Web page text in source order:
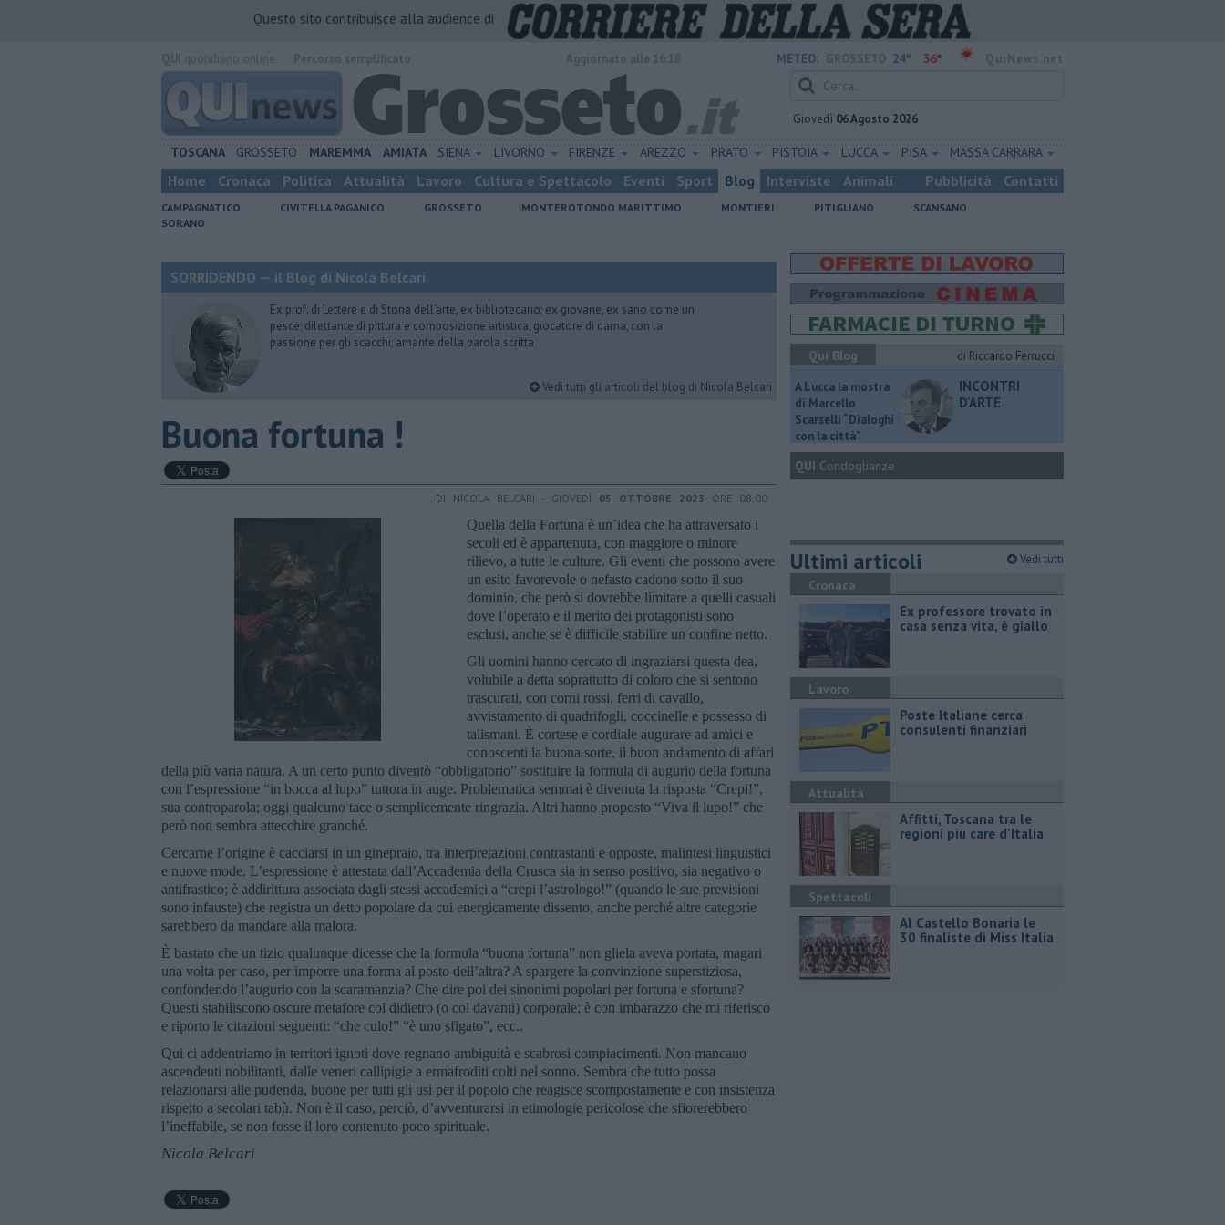
Questo sito contribuisce alla audience di
METEO: 24° 36°
Giovedì 06 Agosto 2026
TOSCANA GROSSETO MAREMMA AMIATA SIENA LIVORNO FIRENZE AREZZO PRATO PISTOIA LUCCA PISA MASSA CARRARA
Home Cronaca Politica Attualità Lavoro Cultura e Spettacolo Eventi Sport Blog Interviste Animali Pubblicità Contatti
CAMPAGNATICO CIVITELLA PAGANICO GROSSETO MONTEROTONDO MARITTIMO MONTIERI PITIGLIANO
SCANSANO
SORANO
SORRIDENDO — il Blog di Nicola Belcari
Ex prof. di Lettere e di Storia dell’arte, ex bibliotecario; ex giovane, ex sano come un
pesce; dilettante di pittura e composizione artistica, giocatore di dama, con la
passione per gli scacchi; amante della parola scritta
Vedi tutti gli articoli del blog di Nicola Belcari
Buona fortuna !
DI NICOLA BELCARI - GIOVEDÌ 05 OTTOBRE 2023 ORE 08:00
Quella della Fortuna è un’idea che ha attraversato i
secoli ed è appartenuta, con maggiore o minore
rilievo, a tutte le culture. Gli eventi che possono avere
un esito favorevole o nefasto cadono sotto il suo
dominio, che però si dovrebbe limitare a quelli casuali
dove l’operato e il merito dei protagonisti sono
esclusi, anche se è difficile stabilire un confine netto.
Gli uomini hanno cercato di ingraziarsi questa dea,
volubile a detta soprattutto di coloro che si sentono
trascurati, con corni rossi, ferri di cavallo,
avvistamento di quadrifogli, coccinelle e possesso di
talismani. È cortese e cordiale augurare ad amici e
conoscenti la buona sorte, il buon andamento di affari
della più varia natura. A un certo punto diventò “obbligatorio” sostituire la formula di augurio della fortuna
con l’espressione “in bocca al lupo” tuttora in auge. Problematica semmai è divenuta la risposta “Crepi!”,
sua controparola; oggi qualcuno tace o semplicemente ringrazia. Altri hanno proposto “Viva il lupo!” che
però non sembra attecchire granché.
Cercarne l’origine è cacciarsi in un ginepraio, tra interpretazioni contrastanti e opposte, malintesi linguistici
e nuove mode. L’espressione è attestata dall’Accademia della Crusca sia in senso positivo, sia negativo o
antifrastico; è addirittura associata dagli stessi accademici a “crepi l’astrologo!” (quando le sue previsioni
sono infauste) che registra un detto popolare da cui energicamente dissento, anche perché altre categorie
sarebbero da mandare alla malora.
È bastato che un tizio qualunque dicesse che la formula “buona fortuna” non gliela aveva portata, magari
una volta per caso, per imporre una forma al posto dell’altra? A spargere la convinzione superstiziosa,
confondendo l’augurio con la scaramanzia? Che dire poi dei sinonimi popolari per fortuna e sfortuna?
Questi stabiliscono oscure metafore col didietro (o col davanti) corporale; è con imbarazzo che mi riferisco
e riporto le citazioni seguenti: “che culo!” “è uno sfigato”, ecc..
Qui ci addentriamo in territori ignoti dove regnano ambiguità e scabrosi compiacimenti. Non mancano
ascendenti nobilitanti, dalle veneri callipigie a ermafroditi colti nel sonno. Sembra che tutto possa
relazionarsi alle pudenda, buone per tutti gli usi per il popolo che reagisce scompostamente e con insistenza
rispetto a secolari tabù. Non è il caso, perciò, d’avventurarsi in etimologie pericolose che sfiorerebbero
l’ineffabile, se non fosse il loro contenuto poco spirituale.
Nicola Belcari
Qui Blog
di Riccardo Ferrucci
A Lucca la mostra
di Marcello
Scarselli “Dialoghi
con la città"
INCONTRI
D'ARTE
QUI Condoglianze
Ultimi articoli Vedi tutti
Cronaca
Ex professore trovato in
casa senza vita, è giallo
Lavoro
Poste Italiane cerca
consulenti finanziari
Attualità
Affitti, Toscana tra le
regioni più care d'Italia
Spettacoli
Al Castello Bonaria le
30 finaliste di Miss Italia